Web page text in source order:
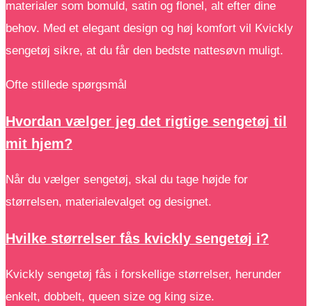
materialer som bomuld, satin og flonel, alt efter dine
behov. Med et elegant design og høj komfort vil Kvickly
sengetøj sikre, at du får den bedste nattesøvn muligt.
Ofte stillede spørgsmål
Hvordan vælger jeg det rigtige sengetøj til
mit hjem?
Når du vælger sengetøj, skal du tage højde for
størrelsen, materialevalget og designet.
Hvilke størrelser fås kvickly sengetøj i?
Kvickly sengetøj fås i forskellige størrelser, herunder
enkelt, dobbelt, queen size og king size.